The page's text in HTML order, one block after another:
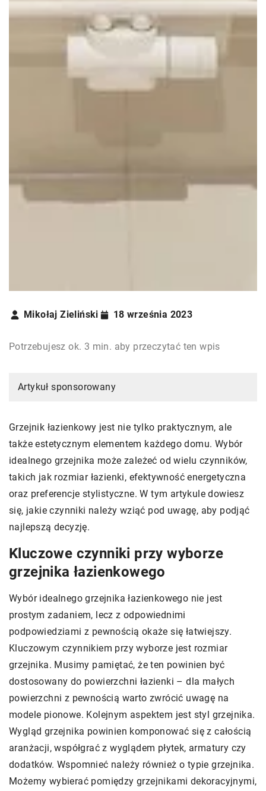
Mikołaj Zieliński 18 września 2023
Potrzebujesz ok. 3 min. aby przeczytać ten wpis
Artykuł sponsorowany
Grzejnik łazienkowy jest nie tylko praktycznym, ale
także estetycznym elementem każdego domu. Wybór
idealnego grzejnika może zależeć od wielu czynników,
takich jak rozmiar łazienki, efektywność energetyczna
oraz preferencje stylistyczne. W tym artykule dowiesz
się, jakie czynniki należy wziąć pod uwagę, aby podjąć
najlepszą decyzję.
Kluczowe czynniki przy wyborze
grzejnika łazienkowego
Wybór idealnego grzejnika łazienkowego nie jest
prostym zadaniem, lecz z odpowiednimi
podpowiedziami z pewnością okaże się łatwiejszy.
Kluczowym czynnikiem przy wyborze jest rozmiar
grzejnika. Musimy pamiętać, że ten powinien być
dostosowany do powierzchni łazienki – dla małych
powierzchni z pewnością warto zwrócić uwagę na
modele pionowe. Kolejnym aspektem jest styl grzejnika.
Wygląd grzejnika powinien komponować się z całością
aranżacji, współgrać z wyglądem płytek, armatury czy
dodatków. Wspomnieć należy również o typie grzejnika.
Możemy wybierać pomiędzy grzejnikami dekoracyjnymi,